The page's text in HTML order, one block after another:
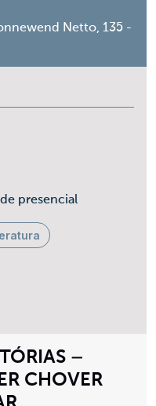
–
CHOVER
Netto, 135 -
presencial